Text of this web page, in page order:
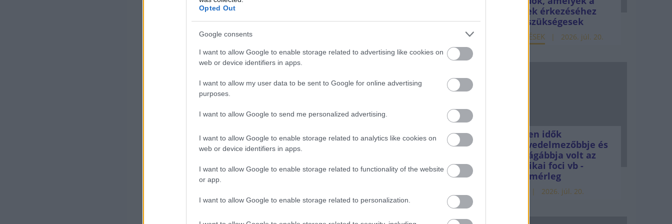
Opted Out
Google consents
I want to allow Google to enable storage related to advertising like cookies on
web or device identifiers in apps.
I want to allow my user data to be sent to Google for online advertising
purposes.
I want to allow Google to send me personalized advertising.
I want to allow Google to enable storage related to analytics like cookies on
web or device identifiers in apps.
I want to allow Google to enable storage related to functionality of the website
or app.
I want to allow Google to enable storage related to personalization.
következtetésre jutott. Mike Farzan professzor, aki az eredeti SARS-vírus
genetikájának feltérképezésénél játszott kiemelkedő szerepet, szintén
úgy vélte, csekély az esélye annak, hogy laboratóriumi, steril környezet
hiányában ki tudjon alakulni a Covid–19-hez hasonló kórokozó.
Holmes, valamint a texasi egyetem professzora, Bob Garry is.
meg ehhez hasonló a természetben
pénzek érkezéséhez
még szükségesek
ELEMZÉSEK 2026. júl. 20.
Minden idők
legjövedelmezőbbje és
legdrágábbja volt az
amerikai foci vb -
gyorsmérleg
2026. júl. 20.